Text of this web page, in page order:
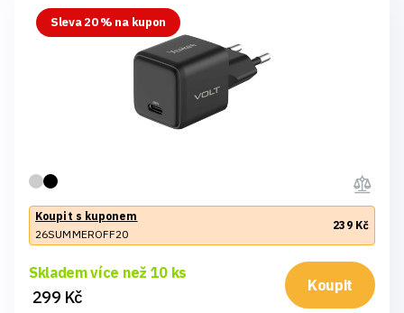
Sleva 20 % na kupon
Koupit s kuponem
26SUMMEROFF20
239 Kč
Skladem více než 10 ks
299 Kč
Koupit